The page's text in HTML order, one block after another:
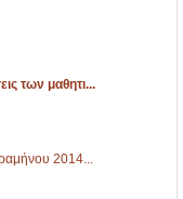
των μαθητι...
2014...